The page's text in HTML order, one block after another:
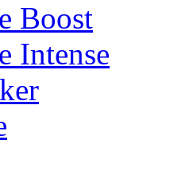
Boost
Intense